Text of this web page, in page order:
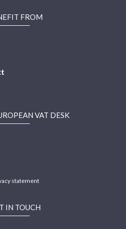
FROM
VAT DESK
statement
IN TOUCH